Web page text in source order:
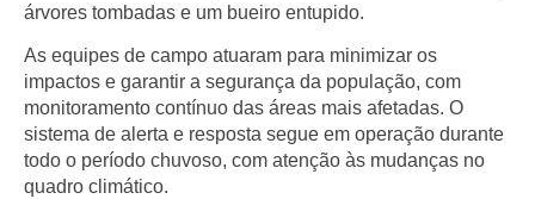
árvores tombadas e um bueiro entupido.
As equipes de campo atuaram para minimizar os
impactos e garantir a segurança da população, com
monitoramento contínuo das áreas mais afetadas. O
sistema de alerta e resposta segue em operação durante
todo o período chuvoso, com atenção às mudanças no
quadro climático.